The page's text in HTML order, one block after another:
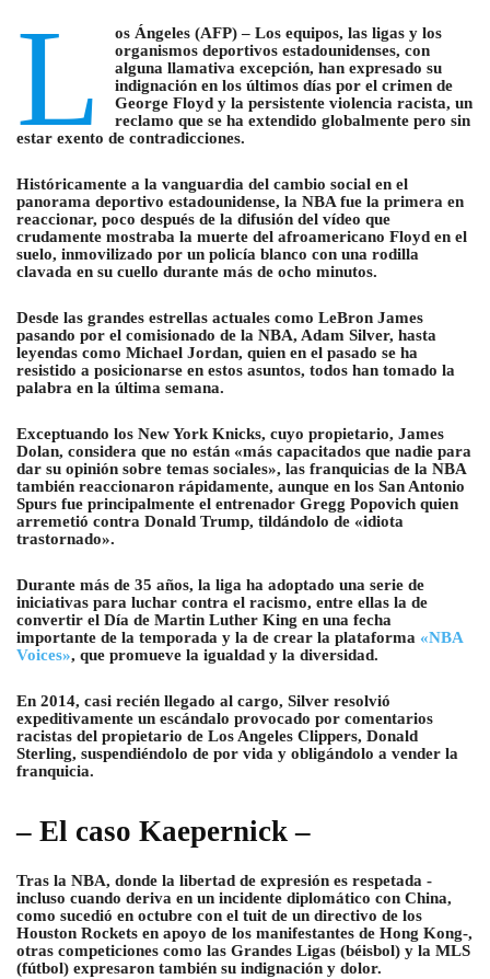
L
os Ángeles (AFP) – Los equipos, las ligas y los
organismos deportivos estadounidenses, con
alguna llamativa excepción, han expresado su
indignación en los últimos días por el crimen de
George Floyd y la persistente violencia racista, un
reclamo que se ha extendido globalmente pero sin
estar exento de contradicciones.
Históricamente a la vanguardia del cambio social en el
panorama deportivo estadounidense, la NBA fue la primera en
reaccionar, poco después de la difusión del vídeo que
crudamente mostraba la muerte del afroamericano Floyd en el
suelo, inmovilizado por un policía blanco con una rodilla
clavada en su cuello durante más de ocho minutos.
Desde las grandes estrellas actuales como LeBron James
pasando por el comisionado de la NBA, Adam Silver, hasta
leyendas como Michael Jordan, quien en el pasado se ha
resistido a posicionarse en estos asuntos, todos han tomado la
palabra en la última semana.
Exceptuando los New York Knicks, cuyo propietario, James
Dolan, considera que no están «más capacitados que nadie para
dar su opinión sobre temas sociales», las franquicias de la NBA
también reaccionaron rápidamente, aunque en los San Antonio
Spurs fue principalmente el entrenador Gregg Popovich quien
arremetió contra Donald Trump, tildándolo de «idiota
trastornado».
Durante más de 35 años, la liga ha adoptado una serie de
iniciativas para luchar contra el racismo, entre ellas la de
convertir el Día de Martin Luther King en una fecha
importante de la temporada y la de crear la plataforma «NBA
Voices», que promueve la igualdad y la diversidad.
En 2014, casi recién llegado al cargo, Silver resolvió
expeditivamente un escándalo provocado por comentarios
racistas del propietario de Los Angeles Clippers, Donald
Sterling, suspendiéndolo de por vida y obligándolo a vender la
franquicia.
– El caso Kaepernick –
Tras la NBA, donde la libertad de expresión es respetada -
incluso cuando deriva en un incidente diplomático con China,
como sucedió en octubre con el tuit de un directivo de los
Houston Rockets en apoyo de los manifestantes de Hong Kong-,
otras competiciones como las Grandes Ligas (béisbol) y la MLS
(fútbol) expresaron también su indignación y dolor.